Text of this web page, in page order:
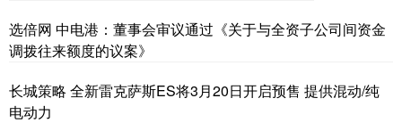
选倍网 中电港：董事会审议通过《关于与全资子公司间资金
调拨往来额度的议案》
长城策略 全新雷克萨斯ES将3月20日开启预售 提供混动/纯
电动力